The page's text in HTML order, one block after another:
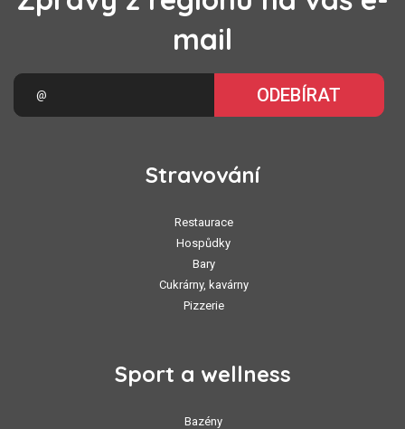
mail
ODEBÍRAT
Stravování
Restaurace
Hospůdky
Bary
Cukrárny, kavárny
Pizzerie
Sport a wellness
Bazény